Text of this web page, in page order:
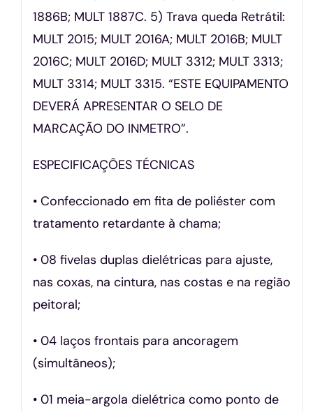
1886B; MULT 1887C. 5) Trava queda Retrátil:
MULT 2015; MULT 2016A; MULT 2016B; MULT
2016C; MULT 2016D; MULT 3312; MULT 3313;
MULT 3314; MULT 3315. “ESTE EQUIPAMENTO
DEVERÁ APRESENTAR O SELO DE
MARCAÇÃO DO INMETRO”.
ESPECIFICAÇÕES TÉCNICAS
• Confeccionado em fita de poliéster com
tratamento retardante à chama;
• 08 fivelas duplas dielétricas para ajuste,
nas coxas, na cintura, nas costas e na região
peitoral;
• 04 laços frontais para ancoragem
(simultâneos);
• 01 meia-argola dielétrica como ponto de